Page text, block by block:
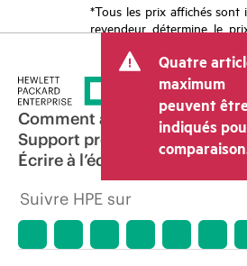
*Tous les prix affichés sont
revendeur détermine le
tels que la TVA ou les taxes
et les frais d’expédition.
transaction déterminé par
peut varier par rapport
revendeurs et au prix
Les prix indicatifs peuvent
offres promotionnelles
temps. HPE se réserve le
les prix à tout moment
l’arrêt d’un produit, la
Quatre
maximum
peuvent
indiqués
Comment acheter
Support produit
Écrire à l’équipe commerciale
Suivre HPE sur